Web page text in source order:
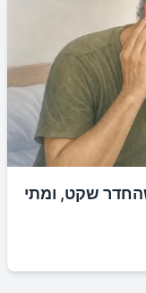
שקט, ומתי